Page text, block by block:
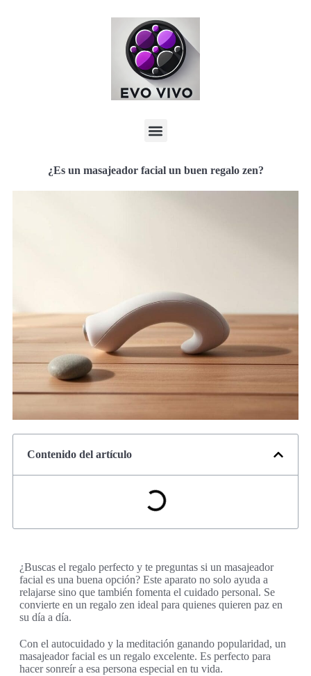
¿Es un masajeador facial un buen regalo zen?
Contenido del artículo
¿Buscas el regalo perfecto y te preguntas si un masajeador
facial es una buena opción? Este aparato no solo ayuda a
relajarse sino que también fomenta el cuidado personal. Se
convierte en un regalo zen ideal para quienes quieren paz en
su día a día.
Con el autocuidado y la meditación ganando popularidad, un
masajeador facial es un regalo excelente. Es perfecto para
hacer sonreír a esa persona especial en tu vida.